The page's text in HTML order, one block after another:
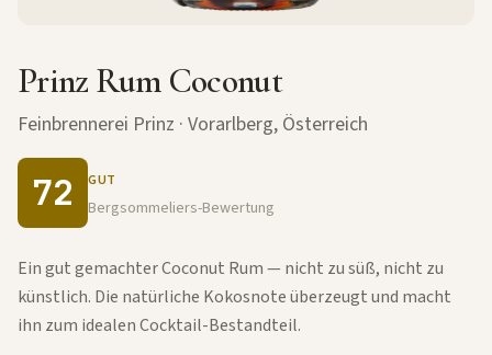
Prinz Rum Coconut
Feinbrennerei Prinz · Vorarlberg, Österreich
72 GUT
Bergsommeliers-Bewertung
Ein gut gemachter Coconut Rum — nicht zu süß, nicht zu
künstlich. Die natürliche Kokosnote überzeugt und macht
ihn zum idealen Cocktail-Bestandteil.